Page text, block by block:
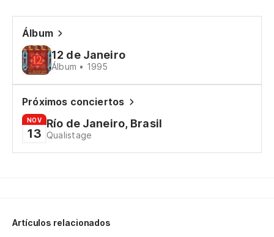
Álbum
12 de Janeiro
Álbum • 1995
Próximos conciertos
NOV
13
Río de Janeiro, Brasil
Qualistage
Artículos relacionados